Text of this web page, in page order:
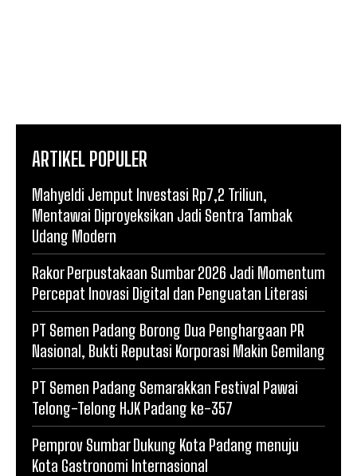
ARTIKEL POPULER
Mahyeldi Jemput Investasi Rp7,2 Triliun,
Mentawai Diproyeksikan Jadi Sentra Tambak
Udang Modern
Rakor Perpustakaan Sumbar 2026 Jadi Momentum
Percepat Inovasi Digital dan Penguatan Literasi
PT Semen Padang Borong Dua Penghargaan PR
Nasional, Bukti Reputasi Korporasi Makin Gemilang
PT Semen Padang Semarakkan Festival Pawai
Telong-Telong HJK Padang ke-357
Pemprov Sumbar Dukung Kota Padang menuju
Kota Gastronomi Internasional